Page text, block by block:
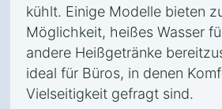
kühlt. Einige Modelle bieten
Möglichkeit, heißes Wasser
andere Heißgetränke
ideal für Büros, in denen
Vielseitigkeit gefragt sind.